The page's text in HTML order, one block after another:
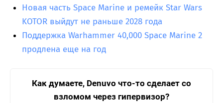
Новая часть Space Marine и ремейк Star Wars
KOTOR выйдут не раньше 2028 года
Поддержка Warhammer 40,000 Space Marine 2
продлена еще на год
Как думаете, Denuvo что-то сделает со
взломом через гипервизор?